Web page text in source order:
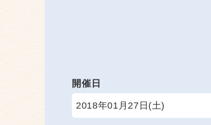
開催日
2018年01月27日(土)